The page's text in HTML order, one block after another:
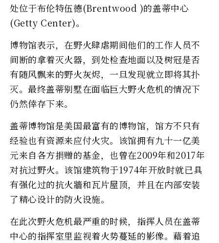
处位于布伦特伍德(Brentwood )的盖蒂中心
(Getty Center)。
博物馆表示，在野火肆虐期间他们的工作人员不
间断的拿着灭火器，到处检查地面以及树冠是否
有随风飘来的野火灰烬，一旦发现就立即将其扑
灭。最终盖蒂别墅在面​​临巨大野火危机的情况下
仍然倖存下来。
盖蒂博物馆是美国最富有的博物馆，馆方不只有
经验也有资源来应付火灾。该馆拥有九十一亿美
元来自各方捐赠的基金，也曾在2009年和2017年
对抗过野火。该馆建筑物于1974年开放时就已具
有强化过的抗火牆和瓦片屋顶，并且在内部安装
了精心设计的防火设施。
在此次野火危机最严重的时候，指挥人员在盖蒂
中心的指挥室里监视着火势蔓延的影像。藉着追